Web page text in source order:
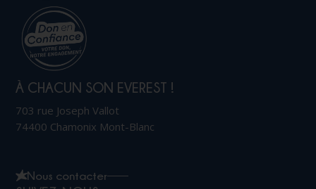
À CHACUN SON EVEREST !
703 rue Joseph Vallot
74400 Chamonix Mont-Blanc
Nous contacter